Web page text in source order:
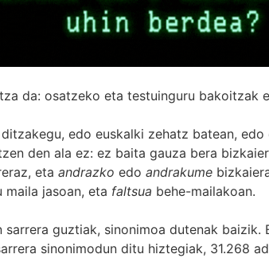
da: osatzeko eta testuinguru bakoitzak
edo euskalki zehatz batean,
den ala ez: ez baita gauza bera
eta andrazko edo andrakume
maila jasoan, eta faltsua behe-mailakoan.
guztiak, sinonimoa dutenak
sinonimodun ditu hiztegiak, 31.268